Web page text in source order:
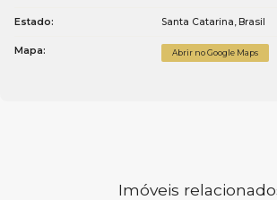
Estado: Santa Catarina, Brasil
Mapa: Abrir no Google Maps
Imóveis